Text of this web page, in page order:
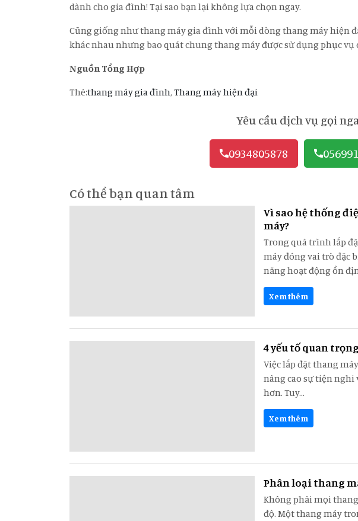
dành cho gia đình! Tại sao bạn lại không lựa chọn ngay.
Cũng giống như thang máy gia đình với mỗi dòng thang máy hiện
khác nhau nhưng bao quát chung thang máy được sử dụng phục
Nguồn Tổng Hợp
Thẻ:thang máy gia đình,Thang máy hiện đại
Yêu cầu dịch vụ gọi
0934805878
Có thể bạn quan tâm
Vì sao hệ thống
máy?
Trong quá trình lắp
máy đóng vai trò đặc
năng hoạt động ổn
Xem thêm
4 yếu tố quan
Việc lắp đặt thang
nâng cao sự tiện nghi
hơn. Tuy...
Xem thêm
Phân loại thang
Không phải mọi
độ. Một thang máy